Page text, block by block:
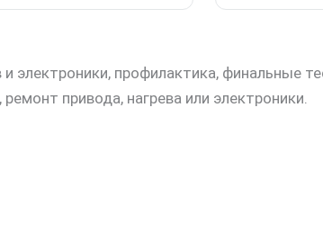
электроники, профилактика, финальные
привода, нагрева или электроники.